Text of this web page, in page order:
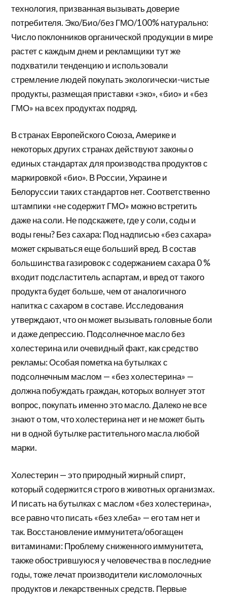
технология, призванная вызывать доверие
потребителя. Эко/Био/без ГМО/100% натурально:
Число поклонников органической продукции в мире
растет с каждым днем и рекламщики тут же
подхватили тенденцию и использовали
стремление людей покупать экологически-чистые
продукты, размещая приставки «эко», «био» и «без
ГМО» на всех продуктах подряд.
В странах Европейского Союза, Америке и
некоторых других странах действуют законы о
единых стандартах для производства продуктов с
маркировкой «био». В России, Украине и
Белоруссии таких стандартов нет. Соответственно
штампики «не содержит ГМО» можно встретить
даже на соли. Не подскажете, где у соли, соды и
воды гены? Без сахара: Под надписью «без сахара»
может скрываться еще больший вред. В состав
большинства газировок с содержанием сахара 0 %
входит подсластитель аспартам, и вред от такого
продукта будет больше, чем от аналогичного
напитка с сахаром в составе. Исследования
утверждают, что он может вызывать головные боли
и даже депрессию. Подсолнечное масло без
холестерина или очевидный факт, как средство
рекламы: Особая пометка на бутылках с
подсолнечным маслом — «без холестерина» —
должна побуждать граждан, которых волнует этот
вопрос, покупать именно это масло. Далеко не все
знают о том, что холестерина нет и не может быть
ни в одной бутылке растительного масла любой
марки.
Холестерин — это природный жирный спирт,
который содержится строго в животных организмах.
И писать на бутылках с маслом «без холестерина»,
все равно что писать «без хлеба» — его там нет и
так. Восстановление иммунитета/обогащен
витаминами: Проблему сниженного иммунитета,
также обострившуюся у человечества в последние
годы, тоже лечат производители кисломолочных
продуктов и лекарственных средств. Первые